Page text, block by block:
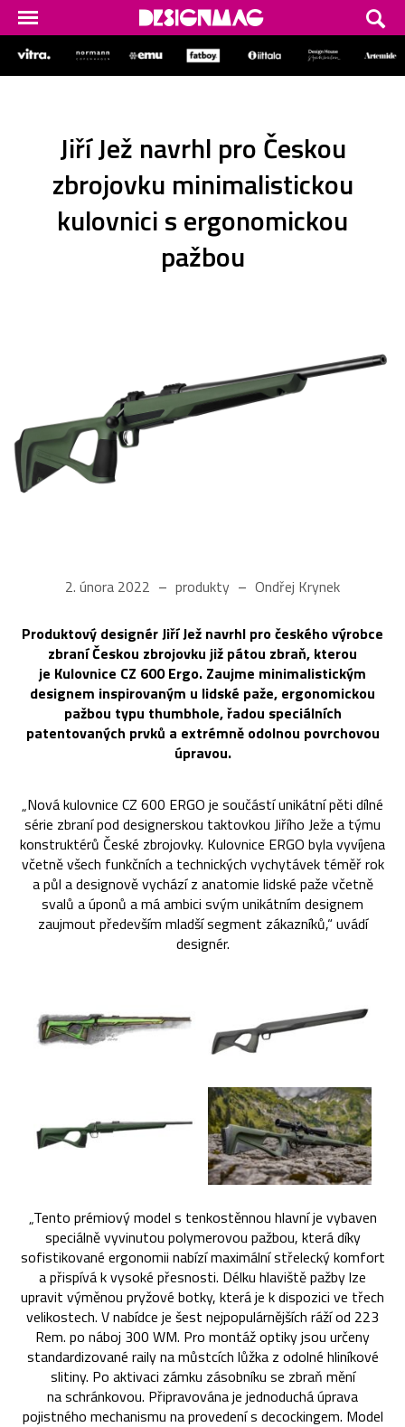
Jiří Jež navrhl pro Českou
zbrojovku minimalistickou
kulovnici s ergonomickou
pažbou
2. února 2022 produkty Ondřej Krynek
Produktový designér Jiří Jež navrhl pro českého výrobce
zbraní Českou zbrojovku již pátou zbraň, kterou
je Kulovnice CZ 600 Ergo. Zaujme minimalistickým
designem inspirovaným u lidské paže, ergonomickou
pažbou typu thumbhole, řadou speciálních
patentovaných prvků a extrémně odolnou povrchovou
úpravou.
„Nová kulovnice CZ 600 ERGO je součástí unikátní pěti dílné
série zbraní pod designerskou taktovkou Jiřího Ježe a týmu
konstruktérů České zbrojovky. Kulovnice ERGO byla vyvíjena
včetně všech funkčních a technických vychytávek téměř rok
a půl a designově vychází z anatomie lidské paže včetně
svalů a úponů a má ambici svým unikátním designem
zaujmout především mladší segment zákazníků,“ uvádí
designér.
„Tento prémiový model s tenkostěnnou hlavní je vybaven
speciálně vyvinutou polymerovou pažbou, která díky
sofistikované ergonomii nabízí maximální střelecký komfort
a přispívá k vysoké přesnosti. Délku hlaviště pažby lze
upravit výměnou pryžové botky, která je k dispozici ve třech
velikostech. V nabídce je šest nejpopulárnějších ráží od 223
Rem. po náboj 300 WM. Pro montáž optiky jsou určeny
standardizované raily na můstcích lůžka z odolné hliníkové
slitiny. Po aktivaci zámku zásobníku se zbraň mění
na schránkovou. Připravována je jednoduchá úprava
pojistného mechanismu na provedení s decockingem. Model